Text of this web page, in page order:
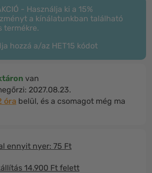
- Használja ki a 15%
a kínálatunkban található
termékre.
hozzá a/az HET15 kódot
van
2027.08.23.
óra belül, és a csomagot még ma
ennyit nyer: 75 Ft
14.900 Ft felett